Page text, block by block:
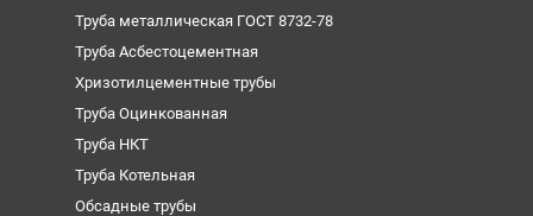
Труба металлическая ГОСТ 8732-78
Труба Асбестоцементная
Хризотилцементные трубы
Труба Оцинкованная
Труба НКТ
Труба Котельная
Обсадные трубы